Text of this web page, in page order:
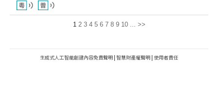
1 2 3 4 5 6 7 8 9 10 ... >>
生成式人工智能創建內容免責聲明 | 智慧財產權聲明 | 使用者責任